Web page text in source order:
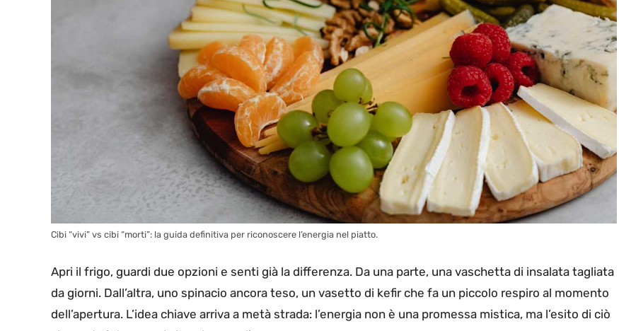
Cibi “vivi” vs cibi “morti”: la guida definitiva per riconoscere l’energia nel piatto.
Apri il frigo, guardi due opzioni e senti già la differenza. Da una parte, una vaschetta di insalata tagliata
da giorni. Dall’altra, uno spinacio ancora teso, un vasetto di kefir che fa un piccolo respiro al momento
dell’apertura. L’idea chiave arriva a metà strada: l’energia non è una promessa mistica, ma l’esito di ciò